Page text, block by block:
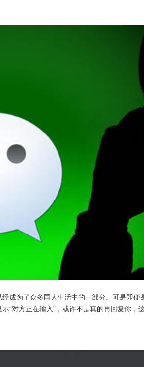
成为了众多国人生活中的一部分。可是即便
“对方正在输入”，或许不是真的再回复你，